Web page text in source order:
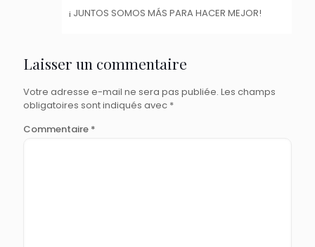
¡ JUNTOS SOMOS MÁS PARA HACER MEJOR!
Laisser un commentaire
Votre adresse e-mail ne sera pas publiée. Les champs
obligatoires sont indiqués avec *
Commentaire *